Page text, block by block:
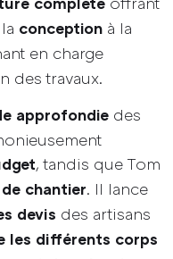
conception à la
en charge
des travaux.
approfondie des
, tandis que Tom
chantier. Il lance
devis des artisans
les différents corps